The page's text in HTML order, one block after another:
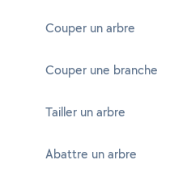
Couper un arbre
Couper une branche
Tailler un arbre
Abattre un arbre